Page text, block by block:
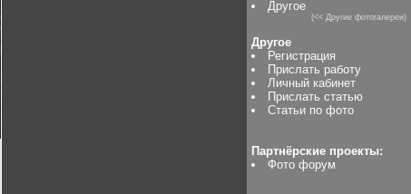
Другое
(<< Другие фотогалереи)
Другое
Регистрация
Прислать работу
Личный кабинет
Прислать статью
Статьи по фото
Партнёрские проекты:
Фото форум